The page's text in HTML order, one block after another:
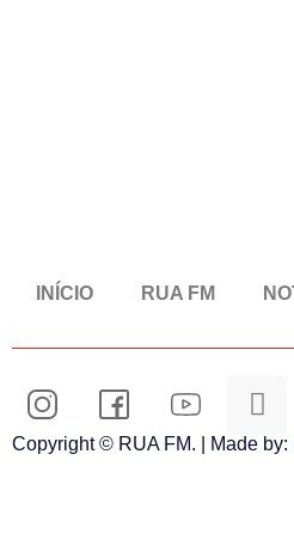
INÍCIO RUA FM
Copyright © RUA FM. | Made by: